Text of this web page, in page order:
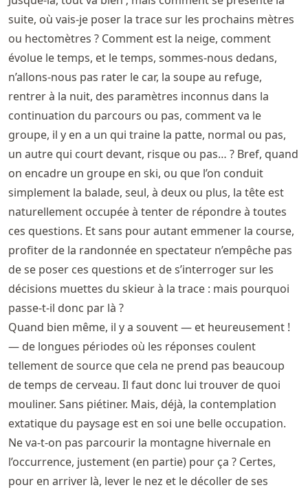
suite, où vais-je poser la trace sur les prochains mètres
ou hectomètres ? Comment est la neige, comment
évolue le temps, et le temps, sommes-nous dedans,
n’allons-nous pas rater le car, la soupe au refuge,
rentrer à la nuit, des paramètres inconnus dans la
continuation du parcours ou pas, comment va le
groupe, il y en a un qui traine la patte, normal ou pas,
un autre qui court devant, risque ou pas… ? Bref, quand
on encadre un groupe en ski, ou que l’on conduit
simplement la balade, seul, à deux ou plus, la tête est
naturellement occupée à tenter de répondre à toutes
ces questions. Et sans pour autant emmener la course,
profiter de la randonnée en spectateur n’empêche pas
de se poser ces questions et de s’interroger sur les
décisions muettes du skieur à la trace : mais pourquoi
passe-t-il donc par là ?
Quand bien même, il y a souvent — et heureusement !
— de longues périodes où les réponses coulent
tellement de source que cela ne prend pas beaucoup
de temps de cerveau. Il faut donc lui trouver de quoi
mouliner. Sans piétiner. Mais, déjà, la contemplation
extatique du paysage est en soi une belle occupation.
Ne va-t-on pas parcourir la montagne hivernale en
l’occurrence, justement (en partie) pour ça ? Certes,
pour en arriver là, lever le nez et le décoller de ses